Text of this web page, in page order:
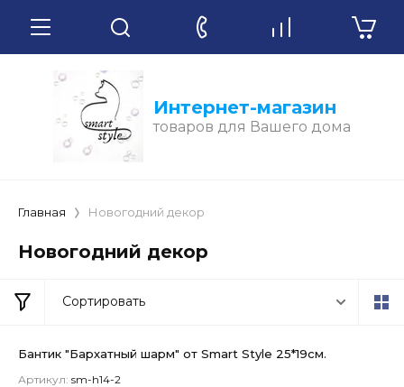
Интернет-магазин
товаров для Вашего дома
Главная Новогодний декор
Новогодний декор
Сортировать
Бантик "Бархатный шарм" от Smart Style 25*19см.
Артикул: sm-h14-2